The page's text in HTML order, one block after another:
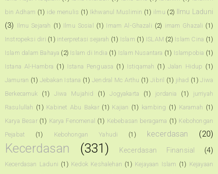
bin Adham (1) ide menulis (1) Ikhwanul Muslimin (1) ilmu (2)
Ilmu Laduni
(3) Ilmu Sejarah (1) Ilmu Sosial (1) Imam Al-Ghazali (2) imam Ghazali (1)
Instropeksi diri (1) interpretasi sejarah (1) Islam (1) ISLAM (2) Islam Cina (1)
Islam dalam Bahaya (2) Islam di India (1) Islam Nusantara (1) Islampobia (1)
Istana Al-Hambra (1) Istana Penguasa (1) Istiqamah (1) Jalan Hidup (1)
Jamuran (1) Jebakan Istana (1) Jendral Mc Arthu (1) Jibril (1) jihad (1) Jiwa
Berkecamuk
(1) Jiwa Mujahid (1) Jogyakarta (1) jordania (1)
jurriyah
Rasulullah (1) Kabinet Abu Bakar (1) Kajian (1) kambing (1) Karamah (1)
Karya Besar (1) Karya Fenomenal (1) Kebebasan beragama (1) Kebohongan
Pejabat
(1) Kebohongan Yahudi (1) kecerdasan (20)
Kecerdasan (331) Kecerdasan Finansial (4)
Kecerdasan Laduni (1) Kedok Keshalehan (1) Kejayaan Islam (1) Kejayaan